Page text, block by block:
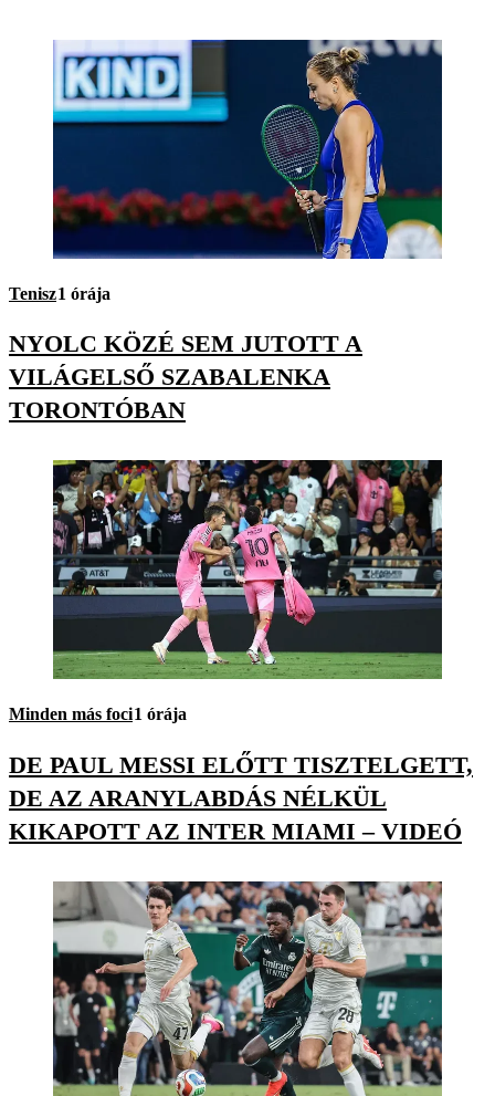
Tenisz1 órája
NYOLC KÖZÉ SEM JUTOTT A
VILÁGELSŐ SZABALENKA
TORONTÓBAN
Minden más foci1 órája
DE PAUL MESSI ELŐTT TISZTELGETT,
DE AZ ARANYLABDÁS NÉLKÜL
KIKAPOTT AZ INTER MIAMI – VIDEÓ